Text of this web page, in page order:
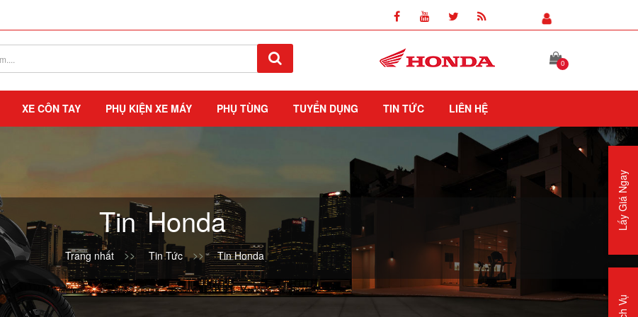
0
XE CÔN TAY PHỤ KIỆN XE MÁY PHỤ TÙNG TUYỂN DỤNG TIN TỨC LIÊN HỆ
Tin Honda
Trang nhất Tin Tức Tin Honda
Lấy Giá Ngay